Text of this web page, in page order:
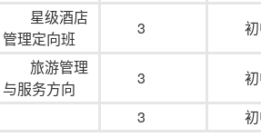
星级酒店
管理定向班
3
旅游管理
与服务方向
3
3